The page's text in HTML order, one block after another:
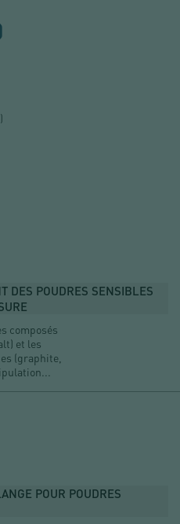
DES POUDRES SENSIBLES
composés
et les
(graphite,
POUR POUDRES